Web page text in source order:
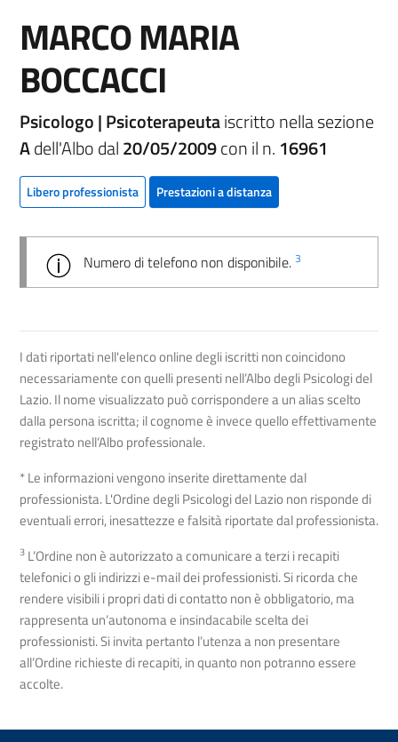
MARCO MARIA
BOCCACCI
Psicologo | Psicoterapeutaiscritto nella sezione
Adell'Albo dal20/05/2009con il n. 16961
Libero professionista Prestazioni a distanza
Numero di telefono non disponibile. 3
I dati riportati nell'elenco online degli iscritti non coincidono
necessariamente con quelli presenti nell’Albo degli Psicologi del
Lazio. Il nome visualizzato può corrispondere a un alias scelto
dalla persona iscritta; il cognome è invece quello effettivamente
registrato nell’Albo professionale.
* Le informazioni vengono inserite direttamente dal
professionista. L'Ordine degli Psicologi del Lazio non risponde di
eventuali errori, inesattezze e falsità riportate dal professionista.
3 L’Ordine non è autorizzato a comunicare a terzi i recapiti
telefonici o gli indirizzi e-mail dei professionisti. Si ricorda che
rendere visibili i propri dati di contatto non è obbligatorio, ma
rappresenta un’autonoma e insindacabile scelta dei
professionisti. Si invita pertanto l’utenza a non presentare
all’Ordine richieste di recapiti, in quanto non potranno essere
accolte.